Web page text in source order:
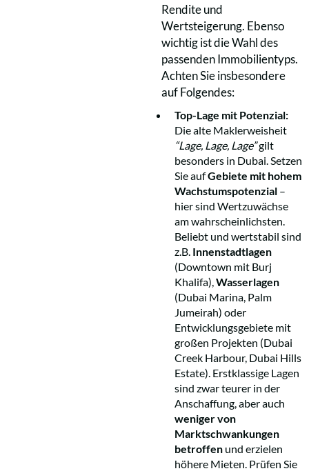
Rendite und
Wertsteigerung. Ebenso
wichtig ist die Wahl des
passenden Immobilientyps.
Achten Sie insbesondere
auf Folgendes:
Top-Lage mit Potenzial:
Die alte Maklerweisheit
“Lage, Lage, Lage”gilt
besonders in Dubai. Setzen
Sie aufGebiete mit hohem
Wachstumspotenzial –
hier sind Wertzuwächse
am wahrscheinlichsten.
Beliebt und wertstabil sind
z.B. Innenstadtlagen
(Downtown mit Burj
Khalifa), Wasserlagen
(Dubai Marina, Palm
Jumeirah) oder
Entwicklungsgebiete mit
großen Projekten (Dubai
Creek Harbour, Dubai Hills
Estate). Erstklassige Lagen
sind zwar teurer in der
Anschaffung, aber auch
weniger von
Marktschwankungen
betroffen und erzielen
höhere Mieten. Prüfen Sie